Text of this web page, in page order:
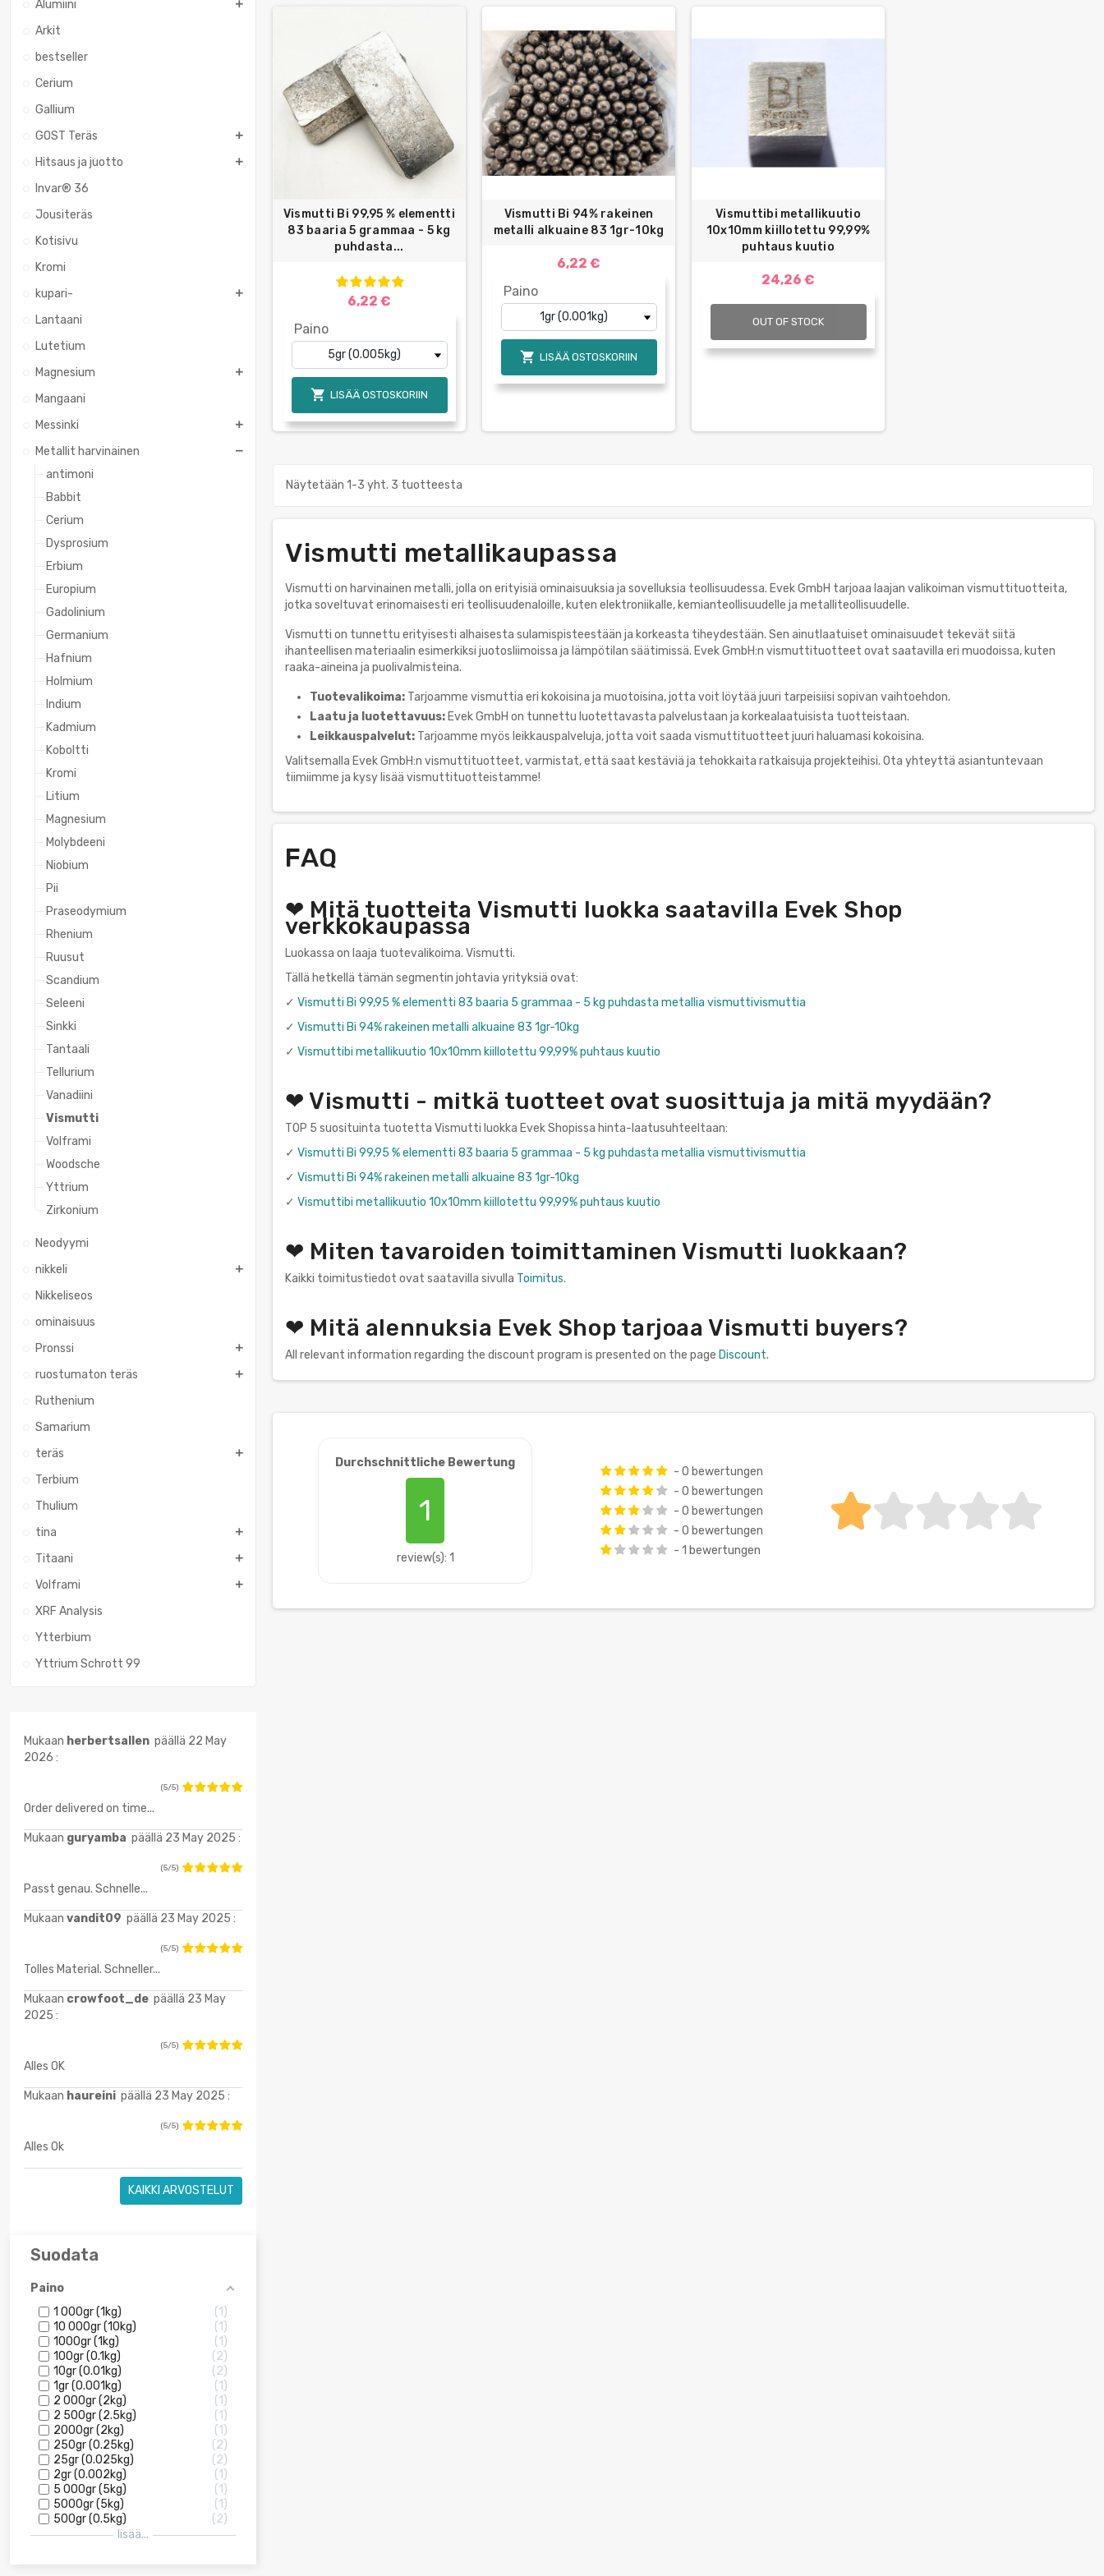
Alumiini
Arkit
bestseller
Cerium
Gallium
GOST Teräs
Hitsaus ja juotto
Invar® 36
Jousiteräs
Kotisivu
Kromi
kupari-
Lantaani
Lutetium
Magnesium
Mangaani
Messinki
Metallit harvinainen
antimoni
Babbit
Cerium
Dysprosium
Erbium
Europium
Gadolinium
Germanium
Hafnium
Holmium
Indium
Kadmium
Koboltti
Kromi
Litium
Magnesium
Molybdeeni
Niobium
Pii
Praseodymium
Rhenium
Ruusut
Scandium
Seleeni
Sinkki
Tantaali
Tellurium
Vanadiini
Vismutti
Volframi
Woodsche
Yttrium
Zirkonium
Neodyymi
nikkeli
Nikkeliseos
ominaisuus
Pronssi
ruostumaton teräs
Ruthenium
Samarium
teräs
Terbium
Thulium
tina
Titaani
Volframi
XRF Analysis
Ytterbium
Yttrium Schrott 99
Mukaan herbertsallen päällä 22 May
2026 :
(5/5)
Order delivered on time...
Mukaan guryamba päällä 23 May 2025 :
(5/5)
Passt genau. Schnelle...
Mukaan vandit09 päällä 23 May 2025 :
(5/5)
Tolles Material. Schneller...
Mukaan crowfoot_de päällä 23 May
2025 :
(5/5)
Alles OK
Mukaan haureini päällä 23 May 2025 :
(5/5)
Alles Ok
KAIKKI ARVOSTELUT
Suodata
Paino
1 000gr (1kg)
1
10 000gr (10kg)
1
1000gr (1kg)
1
100gr (0.1kg)
2
10gr (0.01kg)
2
1gr (0.001kg)
1
2 000gr (2kg)
1
2 500gr (2.5kg)
1
2000gr (2kg)
1
250gr (0.25kg)
2
25gr (0.025kg)
2
2gr (0.002kg)
1
5 000gr (5kg)
1
5000gr (5kg)
1
500gr (0.5kg)
2
lisää...
Vismutti Bi 99,95 % elementti
83 baaria 5 grammaa - 5 kg
puhdasta...
6,22 €
Paino
 LISÄÄ OSTOSKORIIN
Vismutti Bi 94% rakeinen
metalli alkuaine 83 1gr-10kg
6,22 €
Paino
 LISÄÄ OSTOSKORIIN
Vismuttibi metallikuutio
10x10mm kiillotettu 99,99%
puhtaus kuutio
24,26 €
OUT OF STOCK
Näytetään 1-3 yht. 3 tuotteesta
Vismutti metallikaupassa
Vismutti on harvinainen metalli, jolla on erityisiä ominaisuuksia ja sovelluksia teollisuudessa. Evek GmbH tarjoaa laajan valikoiman vismuttituotteita,
jotka soveltuvat erinomaisesti eri teollisuudenaloille, kuten elektroniikalle, kemianteollisuudelle ja metalliteollisuudelle.
Vismutti on tunnettu erityisesti alhaisesta sulamispisteestään ja korkeasta tiheydestään. Sen ainutlaatuiset ominaisuudet tekevät siitä
ihanteellisen materiaalin esimerkiksi juotosliimoissa ja lämpötilan säätimissä. Evek GmbH:n vismuttituotteet ovat saatavilla eri muodoissa, kuten
raaka-aineina ja puolivalmisteina.
Tuotevalikoima: Tarjoamme vismuttia eri kokoisina ja muotoisina, jotta voit löytää juuri tarpeisiisi sopivan vaihtoehdon.
Laatu ja luotettavuus: Evek GmbH on tunnettu luotettavasta palvelustaan ja korkealaatuisista tuotteistaan.
Leikkauspalvelut: Tarjoamme myös leikkauspalveluja, jotta voit saada vismuttituotteet juuri haluamasi kokoisina.
Valitsemalla Evek GmbH:n vismuttituotteet, varmistat, että saat kestäviä ja tehokkaita ratkaisuja projekteihisi. Ota yhteyttä asiantuntevaan
tiimiimme ja kysy lisää vismuttituotteistamme!
FAQ
❤ Mitä tuotteita Vismutti luokka saatavilla Evek Shop
verkkokaupassa
Luokassa on laaja tuotevalikoima. Vismutti.
Tällä hetkellä tämän segmentin johtavia yrityksiä ovat:
✓ Vismutti Bi 99,95 % elementti 83 baaria 5 grammaa - 5 kg puhdasta metallia vismuttivismuttia
✓ Vismutti Bi 94% rakeinen metalli alkuaine 83 1gr-10kg
✓ Vismuttibi metallikuutio 10x10mm kiillotettu 99,99% puhtaus kuutio
❤ Vismutti - mitkä tuotteet ovat suosittuja ja mitä myydään?
TOP 5 suosituinta tuotetta Vismutti luokka Evek Shopissa hinta-laatusuhteeltaan:
✓ Vismutti Bi 99,95 % elementti 83 baaria 5 grammaa - 5 kg puhdasta metallia vismuttivismuttia
✓ Vismutti Bi 94% rakeinen metalli alkuaine 83 1gr-10kg
✓ Vismuttibi metallikuutio 10x10mm kiillotettu 99,99% puhtaus kuutio
❤ Miten tavaroiden toimittaminen Vismutti luokkaan?
Kaikki toimitustiedot ovat saatavilla sivulla Toimitus.
❤ Mitä alennuksia Evek Shop tarjoaa Vismutti buyers?
All relevant information regarding the discount program is presented on the page Discount.
Durchschnittliche Bewertung
1
review(s): 1
- 0 bewertungen
- 0 bewertungen
- 0 bewertungen
- 0 bewertungen
- 1 bewertungen